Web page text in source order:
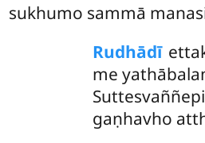
sukhumo sammā
Rudhādī
me
gaṇhavho